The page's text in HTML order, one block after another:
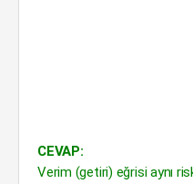
CEVAP:
Verim (getiri) eğrisi aynı